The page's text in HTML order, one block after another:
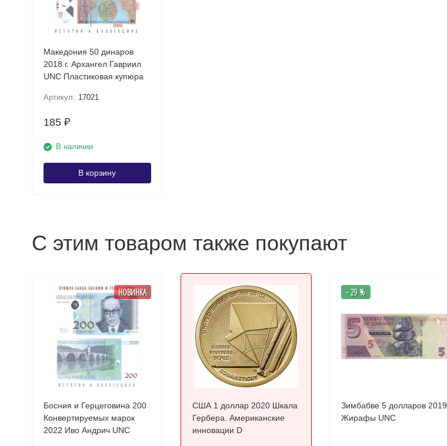
Македония 50 динаров
2018 г. Архангел Гавриил
UNC Пластиковая купюра
Артикул: 17021
185 ₽
В наличии
В корзину
С этим товаром также покупают
НОВИНКА
Босния и Герцеговина 200
Конвертируемых марок
2022 Иво Андрич UNC
США 1 доллар 2020 Шкала
Гербера. Американские
инновации D
- 29 %
Зимбабве 5 долларов 2019
Жирафы UNC